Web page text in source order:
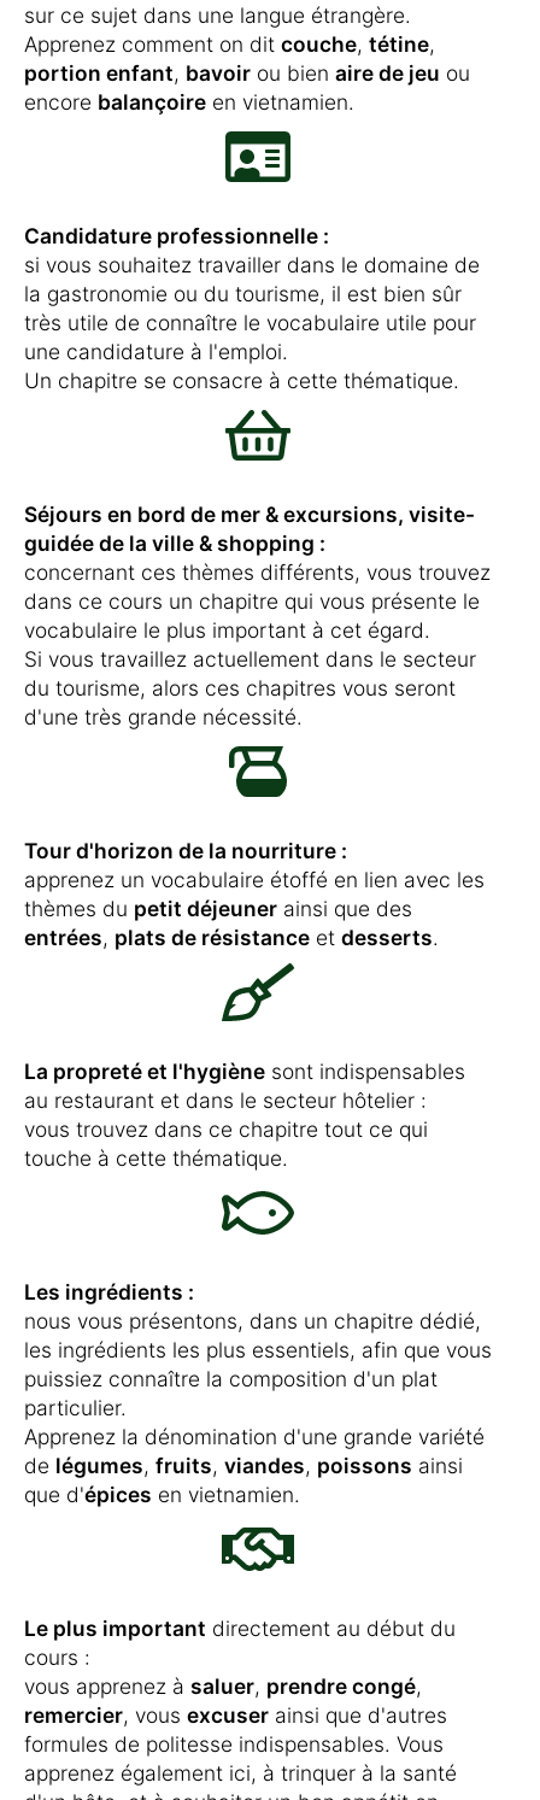
sur ce sujet dans une langue étrangère.
Apprenez comment on dit couche, tétine,
portion enfant, bavoir ou bien aire de jeu ou
encore balançoire en vietnamien.
Candidature professionnelle :
si vous souhaitez travailler dans le domaine de
la gastronomie ou du tourisme, il est bien sûr
très utile de connaître le vocabulaire utile pour
une candidature à l'emploi.
Un chapitre se consacre à cette thématique.
Séjours en bord de mer & excursions, visite-
guidée de la ville & shopping :
concernant ces thèmes différents, vous trouvez
dans ce cours un chapitre qui vous présente le
vocabulaire le plus important à cet égard.
Si vous travaillez actuellement dans le secteur
du tourisme, alors ces chapitres vous seront
d'une très grande nécessité.
Tour d'horizon de la nourriture :
apprenez un vocabulaire étoffé en lien avec les
thèmes du petit déjeuner ainsi que des
entrées, plats de résistance et desserts.
La propreté et l'hygiène sont indispensables
au restaurant et dans le secteur hôtelier :
vous trouvez dans ce chapitre tout ce qui
touche à cette thématique.
Les ingrédients :
nous vous présentons, dans un chapitre dédié,
les ingrédients les plus essentiels, afin que vous
puissiez connaître la composition d'un plat
particulier.
Apprenez la dénomination d'une grande variété
de légumes, fruits, viandes, poissons ainsi
que d'épices en vietnamien.
Le plus important directement au début du
cours :
vous apprenez à saluer, prendre congé,
remercier, vous excuser ainsi que d'autres
formules de politesse indispensables. Vous
apprenez également ici, à trinquer à la santé